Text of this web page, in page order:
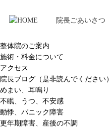
院長ごあいさつ
整体院のご案内
施術・料金について
アクセス
院長ブログ（是非読んでください）
めまい、耳鳴り
不眠、うつ、不安感
動悸、パニック障害
更年期障害、産後の不調